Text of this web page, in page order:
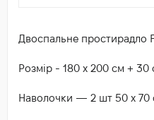
Двоспальне простирадло
Розмір - 180 х 200 см + 30
Наволочки — 2 шт 50 х 70